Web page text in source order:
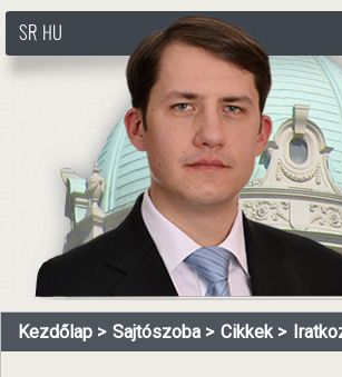
http://www.pasztorbalint.rs/hu
SR HU
Kezdőlap Sajtószoba Cikkek